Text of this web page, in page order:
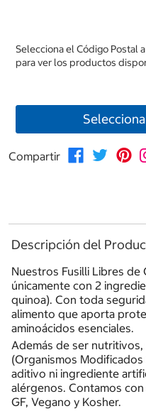
Selecciona el Código Postal
para ver los productos
Compartir
Descripción del
Nuestros Fusilli Libres
únicamente con 2
quinoa). Con toda
alimento que aporta
aminoácidos esenciales.
Además de ser
(Organismos
aditivo ni ingrediente
alérgenos. Contamos
GF, Vegano y Kosher.